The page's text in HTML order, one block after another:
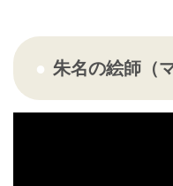
朱名の絵師（